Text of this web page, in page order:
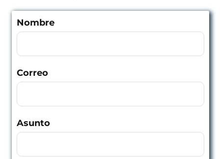
Nombre
Correo
Asunto